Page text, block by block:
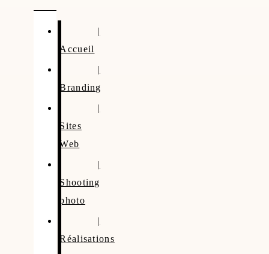
Accueil
Branding
Sites
Web
Shooting
photo
Réalisations